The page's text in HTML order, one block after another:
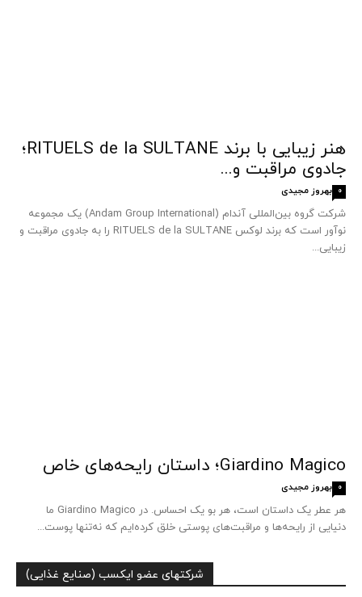
هنر زیبایی با برند RITUELS de la SULTANE؛
جادوی مراقبت و...
بهروز مجیدی 0
شرکت گروه بین‌المللی آندام (Andam Group International) یک مجموعه
نوآور است که برند لوکس RITUELS de la SULTANE را به جادوی مراقبت و
زیبایی...
Giardino Magico؛ داستان رایحه‌های خاص
بهروز مجیدی 0
هر عطر یک داستان است، هر بو یک احساس. در Giardino Magico ما
دنیایی از رایحه‌ها و مراقبت‌های پوستی خلق کرده‌ایم که نه‌تنها پوست...
شرکتهای عضو ایکسب (صنایع غذایی)